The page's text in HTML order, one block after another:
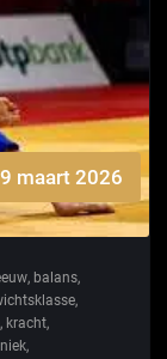
maart 2026
, balans,
,
, kracht,
,